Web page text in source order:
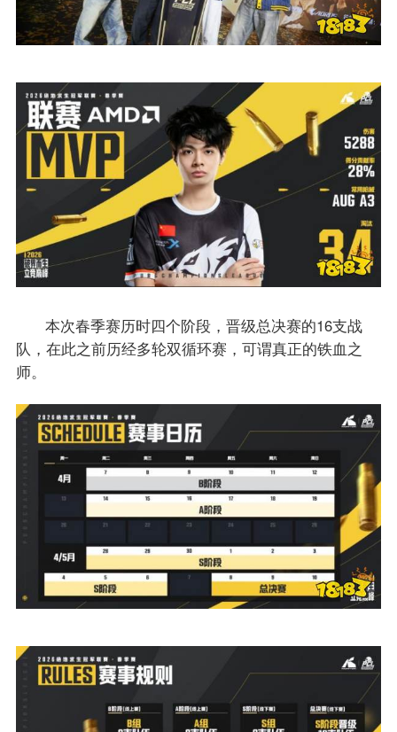
本次春季赛历时四个阶段，晋级总决赛的16支战
队，在此之前历经多轮双循环赛，可谓真正的铁血之
师。